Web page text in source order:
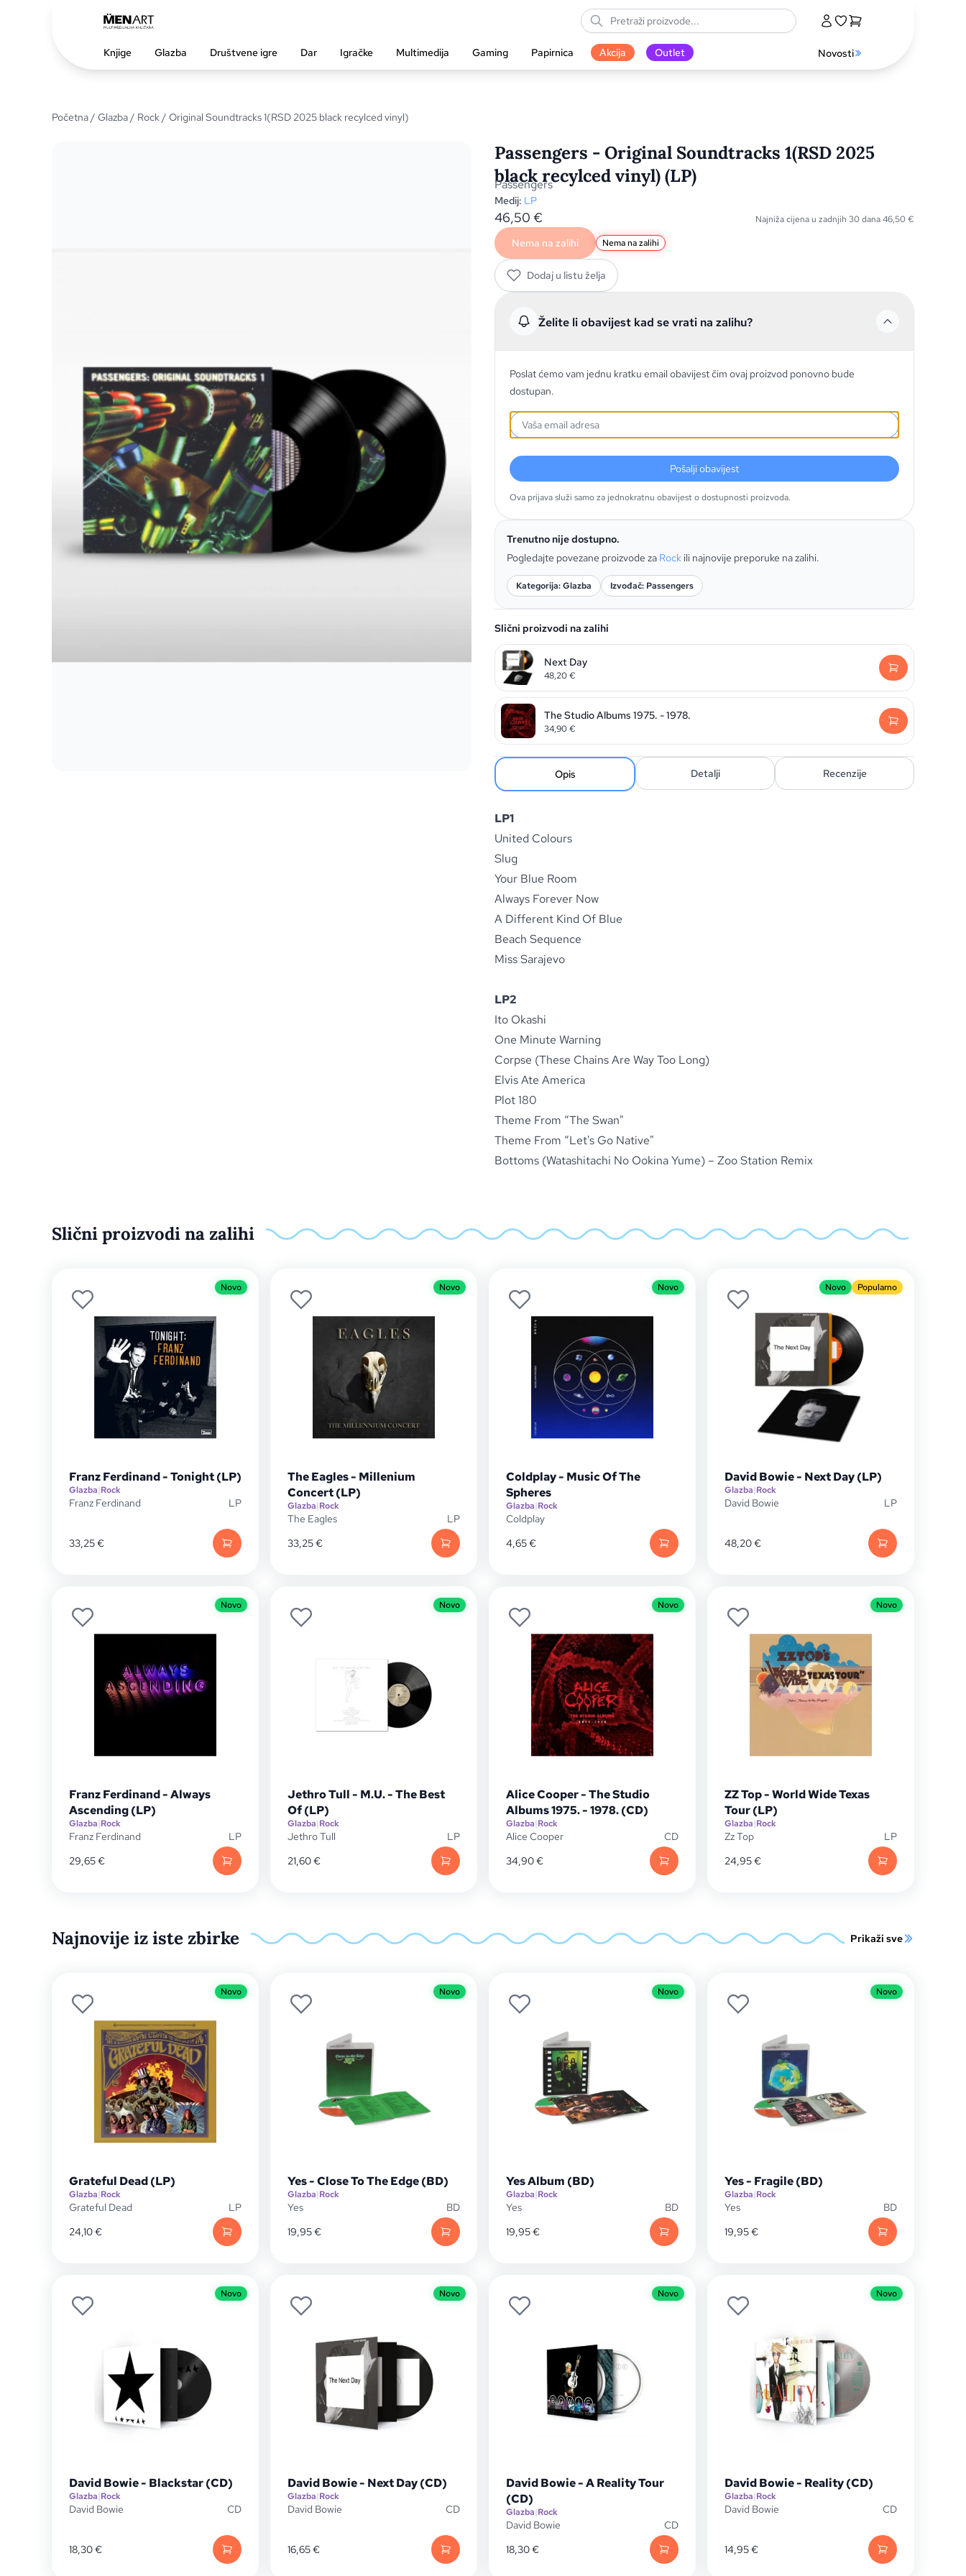
Knjige Glazba Društvene igre Dar Igračke Multimedija Gaming Papirnica Akcija Outlet Novosti
Početna/ Glazba/ Rock/ Original Soundtracks 1(RSD 2025 black recylced vinyl)
Passengers - Original Soundtracks 1(RSD 2025
black recylced vinyl) (LP)
Passengers
Medij: LP
46,50 € Najniža cijena u zadnjih 30 dana46,50€
Nema na zalihi Nema na zalihi
Dodaj u listu želja
Želite li obavijest kad se vrati na zalihu?
Poslat ćemo vam jednu kratku email obavijest čim ovaj proizvod ponovno bude
dostupan.
Pošalji obavijest
Ova prijava služi samo za jednokratnu obavijest o dostupnosti proizvoda.
Trenutno nije dostupno.
Pogledajte povezane proizvode za Rock ili najnovije preporuke na zalihi.
Kategorija: Glazba Izvođač: Passengers
Slični proizvodi na zalihi
Next Day
48,20€
The Studio Albums 1975. - 1978.
34,90€
Opis Detalji Recenzije
LP1
United Colours
Slug
Your Blue Room
Always Forever Now
A Different Kind Of Blue
Beach Sequence
Miss Sarajevo
LP2
Ito Okashi
One Minute Warning
Corpse (These Chains Are Way Too Long)
Elvis Ate America
Plot 180
Theme From “The Swan"
Theme From “Let's Go Native"
Bottoms (Watashitachi No Ookina Yume) – Zoo Station Remix
Slični proizvodi na zalihi
Novo
Franz Ferdinand - Tonight (LP)
Glazba|Rock
Franz Ferdinand LP
33,25€
Novo
The Eagles - Millenium
Concert (LP)
Glazba|Rock
The Eagles
LP
33,25€
Novo
Coldplay - Music Of The
Spheres
Glazba|Rock
Coldplay
4,65€
Novo Popularno
David Bowie - Next Day (LP)
Glazba|Rock
David Bowie LP
48,20€
Novo
Franz Ferdinand - Always
Ascending (LP)
Glazba|Rock
Franz Ferdinand
LP
29,65€
Novo
Jethro Tull - M.U. - The Best
Of (LP)
Glazba|Rock
Jethro Tull
LP
21,60€
Novo
Alice Cooper - The Studio
Albums 1975. - 1978. (CD)
Glazba|Rock
Alice Cooper
CD
34,90€
Novo
ZZ Top - World Wide Texas
Tour (LP)
Glazba|Rock
Zz Top
LP
24,95€
Najnovije iz iste zbirke Prikaži sve
Novo
Grateful Dead (LP)
Glazba|Rock
Grateful Dead
LP
24,10€
Novo
Yes - Close To The Edge (BD)
Glazba|Rock
Yes
BD
19,95€
Novo
Yes Album (BD)
Glazba|Rock
Yes
BD
19,95€
Novo
Yes - Fragile (BD)
Glazba|Rock
Yes
BD
19,95€
Novo
David Bowie - Blackstar (CD)
Glazba|Rock
David Bowie CD
18,30€
Novo
David Bowie - Next Day (CD)
Glazba|Rock
David Bowie CD
16,65€
Novo
David Bowie - A Reality Tour
(CD)
Glazba|Rock
David Bowie
CD
18,30€
Novo
David Bowie - Reality (CD)
Glazba|Rock
David Bowie CD
14,95€